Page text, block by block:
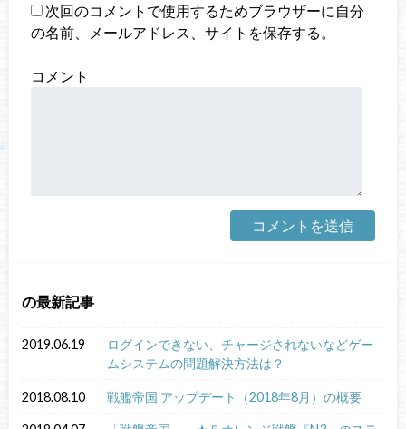
次回のコメントで使用するためブラウザーに自分
の名前、メールアドレス、サイトを保存する。
コメント
の最新記事
2019.06.19
ログインできない、チャージされないなどゲー
ムシステムの問題解決方法は？
2018.08.10 戦艦帝国 アップデート（2018年8月）の概要